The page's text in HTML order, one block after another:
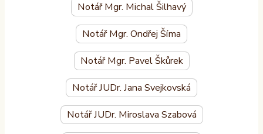
Notář Mgr. Michal Šilhavý
Notář Mgr. Ondřej Šíma
Notář Mgr. Pavel Škůrek
Notář JUDr. Jana Svejkovská
Notář JUDr. Miroslava Szabová